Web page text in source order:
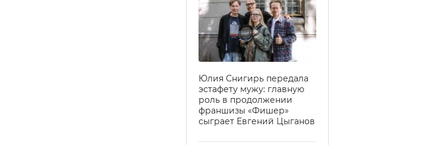
Юлия Снигирь передала
эстафету мужу: главную
роль в продолжении
франшизы «Фишер»
сыграет Евгений Цыганов